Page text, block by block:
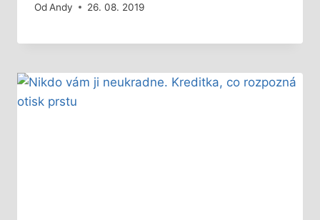
Od Andy 26. 08. 2019